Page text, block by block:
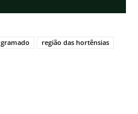
gramado região das hortênsias